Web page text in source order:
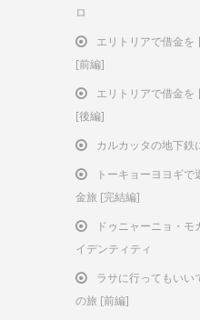
ロ
エリトリアで借金を
[前編]
エリトリアで借金を
[後編]
カルカッタの地下
トーキョーヨヨギ
金旅 [完結編]
ドゥニャーニョ・
イデンティティ
ラサに行ってもいい
の旅 [前編]